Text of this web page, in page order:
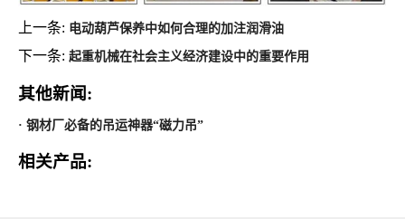
上一条: 电动葫芦保养中如何合理的加注润滑油
下一条: 起重机械在社会主义经济建设中的重要作用
其他新闻:
· 钢材厂必备的吊运神器“磁力吊”
相关产品: